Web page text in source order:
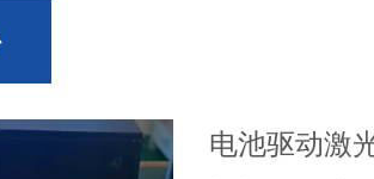
电池驱动激